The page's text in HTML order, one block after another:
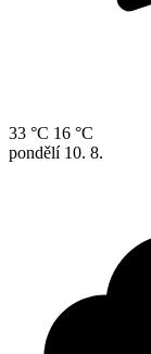
33 °C 16 °C
pondělí 10. 8.